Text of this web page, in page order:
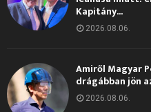
Kapitány...
2026.08.06.
Amiről Magyar
drágábban jön
2026.08.06.